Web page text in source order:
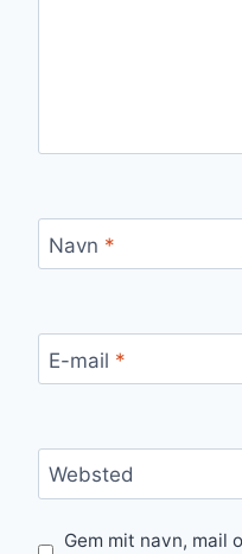
Navn *
E-mail *
Websted
Gem mit navn, mail